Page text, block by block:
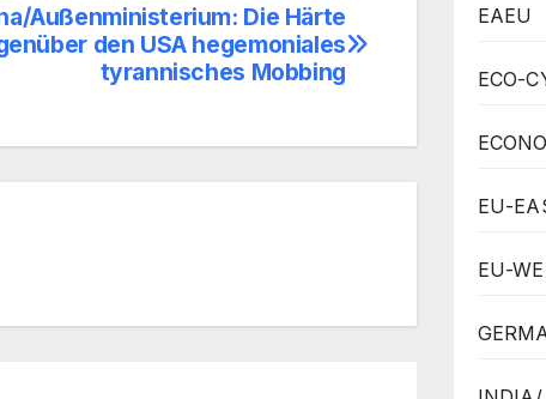
Außenministerium: Die Härte
den USA hegemoniales
tyrannisches Mobbing
EAEU
ECO-
EU-
EU-